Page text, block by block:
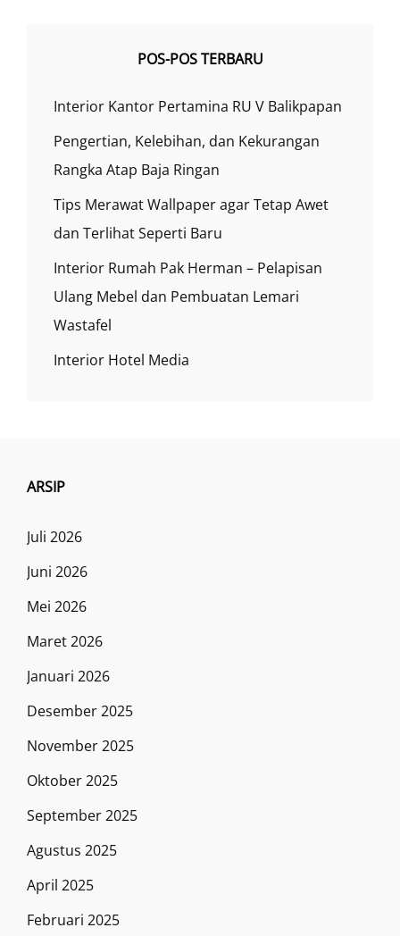
POS-POS TERBARU
Interior Kantor Pertamina RU V Balikpapan
Pengertian, Kelebihan, dan Kekurangan
Rangka Atap Baja Ringan
Tips Merawat Wallpaper agar Tetap Awet
dan Terlihat Seperti Baru
Interior Rumah Pak Herman – Pelapisan
Ulang Mebel dan Pembuatan Lemari
Wastafel
Interior Hotel Media
ARSIP
Juli 2026
Juni 2026
Mei 2026
Maret 2026
Januari 2026
Desember 2025
November 2025
Oktober 2025
September 2025
Agustus 2025
April 2025
Februari 2025